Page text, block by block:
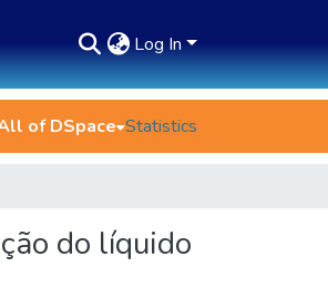
Log In
of DSpace Statistics
do líquido